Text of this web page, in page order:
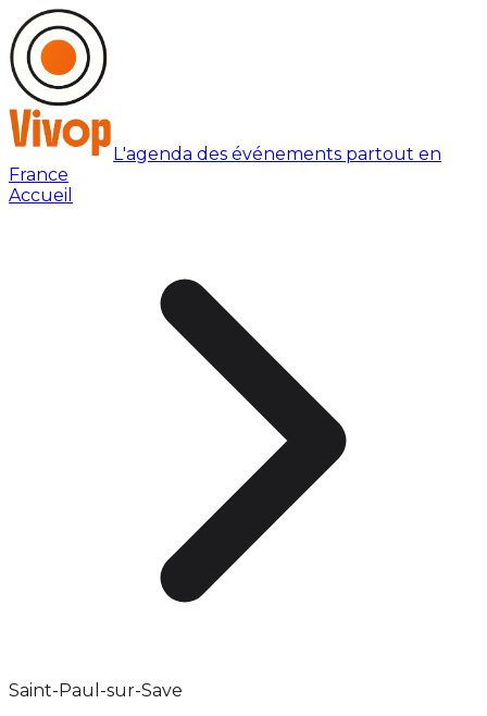
L'agenda des événements partout en
France
Accueil
Saint-Paul-sur-Save